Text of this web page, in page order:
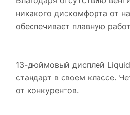
никакого дискомфорта от
обеспечивает плавную
13-дюймовый дисплей
стандарт в своем классе.
от конкурентов.